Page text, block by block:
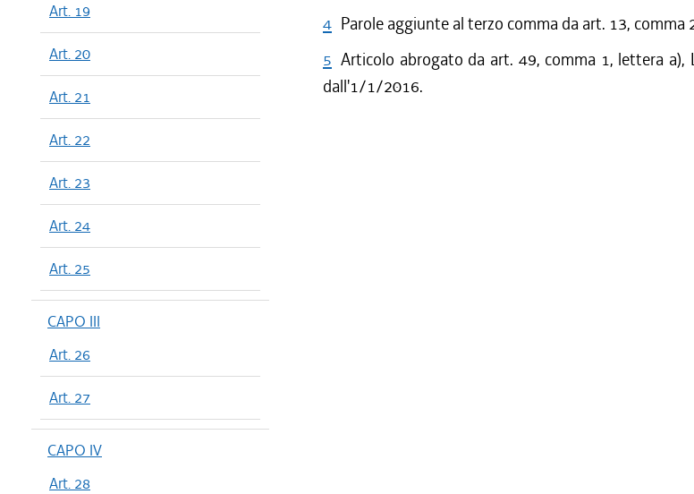
Art. 19
Art. 20
Art. 21
Art. 22
Art. 23
Art. 24
Art. 25
CAPO III
Art. 26
Art. 27
CAPO IV
Art. 28
4 Parole aggiunte al terzo comma da art. 13, comma
5 Articolo abrogato da art. 49, comma 1, lettera a),
dall'1/1/2016.